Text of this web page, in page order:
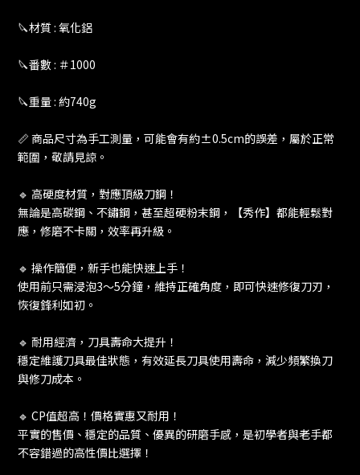
🔪材質 : 氧化鋁
🔪番數 : ＃1000
🔪重量 : 約740g
📏 商品尺寸為手工測量，可能會有約±0.5cm的誤差，屬於正常
範圍，敬請見諒。
🔹 高硬度材質，對應頂級刀鋼！
無論是高碳鋼、不鏽鋼，甚至超硬粉末鋼，【秀作】都能輕鬆對
應，修磨不卡關，效率再升級。
🔹 操作簡便，新手也能快速上手！
使用前只需浸泡3～5分鐘，維持正確角度，即可快速修復刀刃，
恢復鋒利如初。
🔹 耐用經濟，刀具壽命大提升！
穩定維護刀具最佳狀態，有效延長刀具使用壽命，減少頻繁換刀
與修刀成本。
🔹 CP值超高！價格實惠又耐用！
平實的售價、穩定的品質、優異的研磨手感，是初學者與老手都
不容錯過的高性價比選擇！